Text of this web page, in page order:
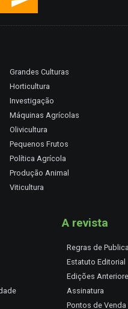
Grandes Culturas
Horticultura
Investigação
Máquinas Agrícolas
Olivicultura
Pequenos Frutos
Política Agrícola
Produção Animal
Viticultura
A revista
Regras de
Estatuto Editorial
Edições
Assinatura
Pontos de Venda